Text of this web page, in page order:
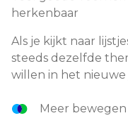
herkenbaar
Als je kijkt naar
steeds dezelfde
willen in het nieuwe
Meer bewegen